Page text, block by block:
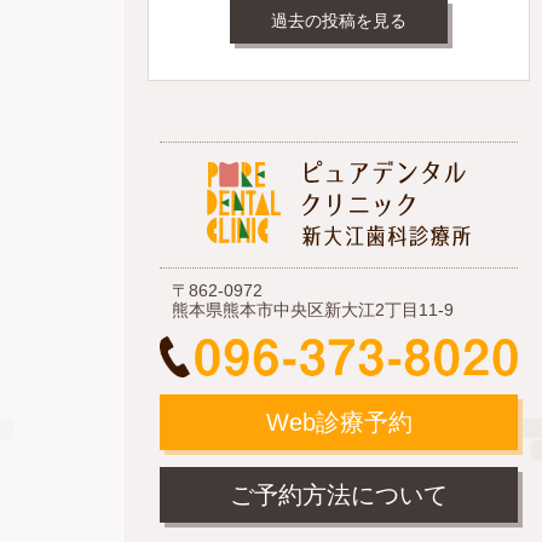
過去の投稿を見る
〒862-0972
熊本県熊本市中央区新大江2丁目11-9
Web診療予約
ご予約方法について